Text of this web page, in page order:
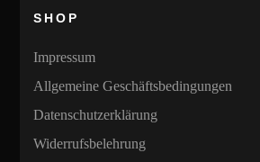
SHOP
Impressum
Allgemeine Geschäftsbedingungen
Datenschutzerklärung
Widerrufsbelehrung